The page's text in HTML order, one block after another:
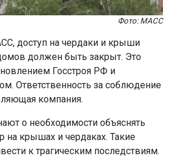
Фото: МАСС
доступ на чердаки и крыши
должен быть закрыт. Это
Госстроя РФ и
Ответственность за соблюдение
компания.
о необходимости объяснять
на крышах и чердаках. Такие
к трагическим последствиям.